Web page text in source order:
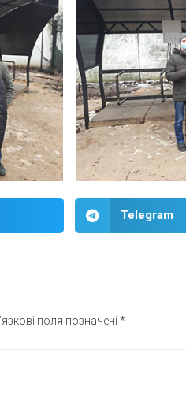
Telegram
поля позначені *